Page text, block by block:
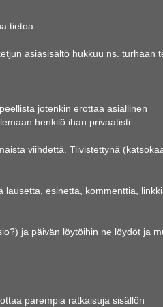
tietoa.
asiasisältö hukkuu ns. turhaan
jotenkin erottaa asiallinen
henkilö ihan privaatisti.
viihdettä. Tiivistettynä
lausetta, esinettä, kommenttia,
ja päivän löytöihin ne löydöt ja
parempia ratkaisuja sisällön